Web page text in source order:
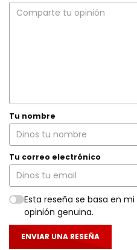
Tu nombre
Tu correo electrónico
Esta reseña se basa en
opinión genuina.
ENVIAR UNA RESEÑA